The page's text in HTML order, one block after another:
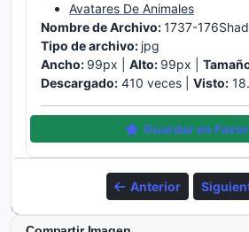
Avatares De Animales
Nombre de Archivo:1737-
Tipo de archivo: jpg
Ancho: 99px | Alto: 99px |
Descargado: 410 veces | Visto:
Guardar en
Anterior